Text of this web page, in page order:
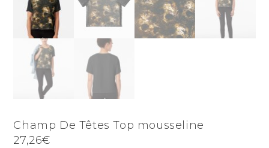
Champ De Têtes Top mousseline
27,26€